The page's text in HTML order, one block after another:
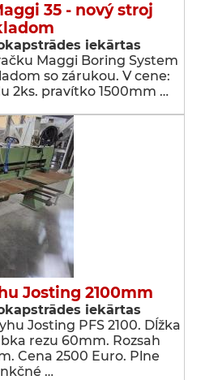
35 - nový stroj
iekārtas
Maggi Boring System
so zárukou. V cene:
2ks. pravítko 1500mm …
Josting 2100mm
iekārtas
Josting PFS 2100. Dĺžka
rezu 60mm. Rozsah
Cena 2500 Euro. Plne
…